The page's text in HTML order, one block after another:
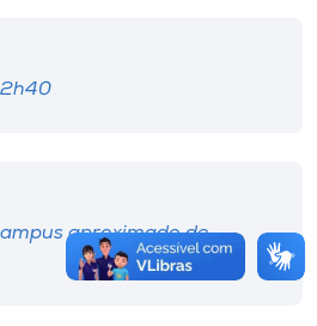
aproximado de